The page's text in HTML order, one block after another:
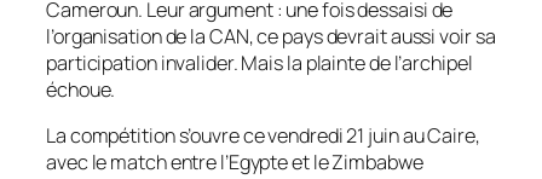
Cameroun. Leur argument : une fois dessaisi de
l’organisation de la CAN, ce pays devrait aussi voir sa
participation invalider. Mais la plainte de l’archipel
échoue.
La compétition s’ouvre ce vendredi 21 juin au Caire,
avec le match entre l’Egypte et le Zimbabwe